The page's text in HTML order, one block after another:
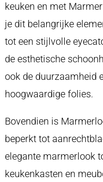
keuken en met
je dit belangrijke
tot een stijlvolle
de esthetische
ook de duurzaamheid
hoogwaardige folies.
Bovendien is
beperkt tot
elegante marmerlook
keukenkasten en